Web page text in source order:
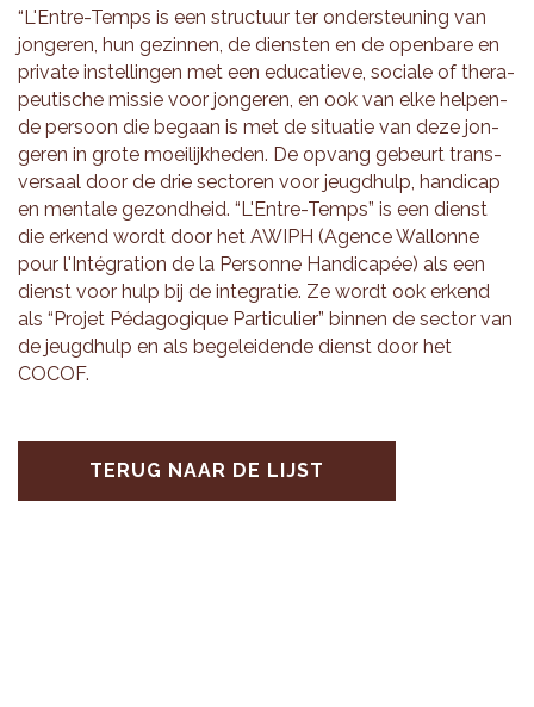
“L'Entre-Temps is een struc­tuur ter on­der­steu­ning van
jon­ge­ren, hun ge­zin­nen, de dien­sten en de open­ba­re en
pri­va­te in­stel­lin­gen met een edu­ca­tie­ve, so­ci­a­le of the­ra­
peu­ti­sche mis­sie voor jon­ge­ren, en ook van elke hel­pen­
de per­soon die be­gaan is met de si­tu­a­tie van deze jon­
ge­ren in grote moei­lijk­he­den. De op­vang ge­beurt trans­
ver­saal door de drie sec­to­ren voor jeugd­hulp, han­di­cap
en men­ta­le ge­zond­heid. “L'Entre-Temps” is een dienst
die er­kend wordt door het AWIPH (Agen­ce Wal­lon­ne
pour l'Intégra­ti­on de la Per­son­ne Han­di­capée) als een
dienst voor hulp bij de in­te­gra­tie. Ze wordt ook er­kend
als “Pro­jet Péda­go­gi­que Par­ti­cu­lier” bin­nen de sec­tor van
de jeugd­hulp en als be­ge­lei­den­de dienst door het
COCOF.
TERUG NAAR DE LIJST